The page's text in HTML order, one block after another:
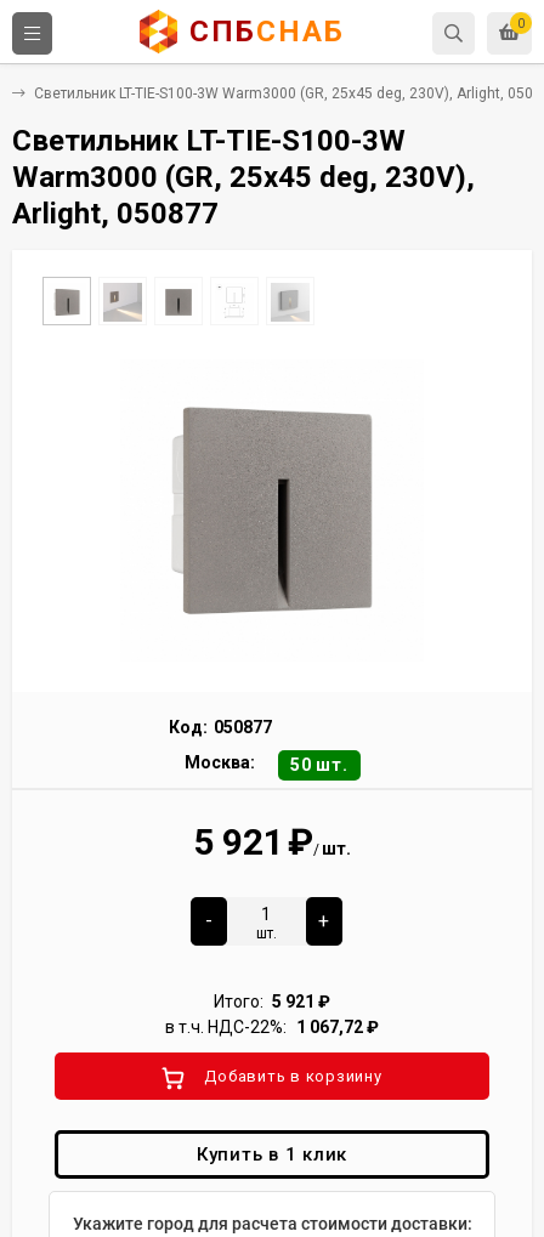
0
СПБСНАБ
Светильник LT-TIE-S100-3W Warm3000 (GR, 25x45 deg, 230V), Arlight,
Светильник LT-TIE-S100-3W
Warm3000 (GR, 25x45 deg, 230V),
Arlight, 050877
Код: 050877
Москва:
50 шт.
5 921 ₽/ шт.
-
шт.
+
Итого: 5 921 ₽
в т.ч. НДС-22%:
1 067,72₽
Добавить в корзиину
Купить в 1 клик
Укажите город для расчета стоимости доставки: